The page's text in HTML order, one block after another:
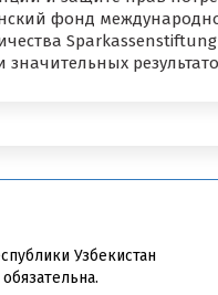
фонд
Sparkassenstiftung
значительных
Узбекистан